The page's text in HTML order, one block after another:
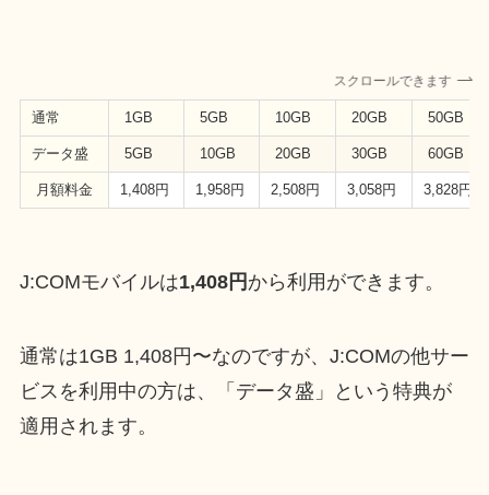
スクロールできます
通常 1GB 5GB 10GB 20GB 50GB
データ盛 5GB 10GB 20GB 30GB 60GB
月額料金 1,408円 1,958円 2,508円 3,058円 3,828円
J:COMモバイルは1,408円 から利用ができます。
通常は1GB 1,408円〜なのですが、J:COMの他サー
ビスを利用中の方は、「データ盛」という特典が
適用されます。